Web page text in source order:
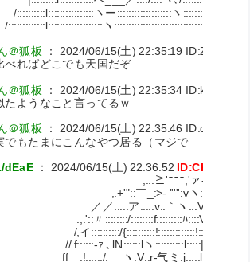
ヽー:::::::::::::::::::ヽ::::::::::::::: /
ヽ::::::::::::::::::::::::::::::::::::: /
＠狐板 ： 2024/06/15(土) 22:35:19 ID:ZTrtLqOv
べればどこでも天国だぞ
＠狐板 ： 2024/06/15(土) 22:35:34
たようなこと言ってるｗ
＠狐板 ：2024/06/15(土) 22:35:46
でもたまにこんなやつ居る（マジで
dEaE ： 2024/06/15(土) 22:36:52
ﾆﾆﾆ,'ァ-.ミ
_:>- ''''':vヽ::::::＼
ア:::::v::｀ヽ:::V V::::::ﾑ
::::::::f:::::::::ﾊ::::V V:::::::
{::::::::::!:::::::::::::!::::l_｢,ヽ:::l
､lN::::::lヽ::::::::::l:::::|{ア::::::l
. ヽ.V::r‐气ミ:j:::::l:V V:::l